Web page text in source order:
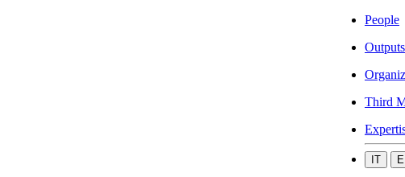
People
Outputs
Third
IT